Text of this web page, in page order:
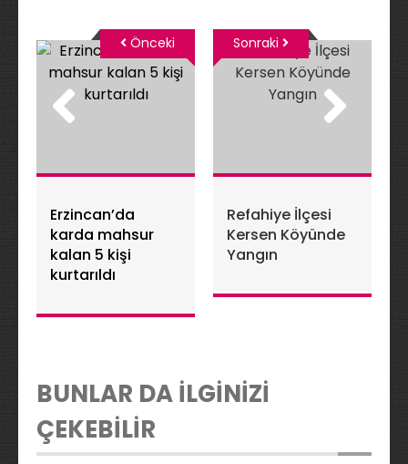
Erzincan’da
karda mahsur
kalan 5 kişi
kurtarıldı
Önceki
Refahiye İlçesi
Kersen Köyünde
Yangın
Sonraki
BUNLAR DA İLGİNİZİ
ÇEKEBİLİR